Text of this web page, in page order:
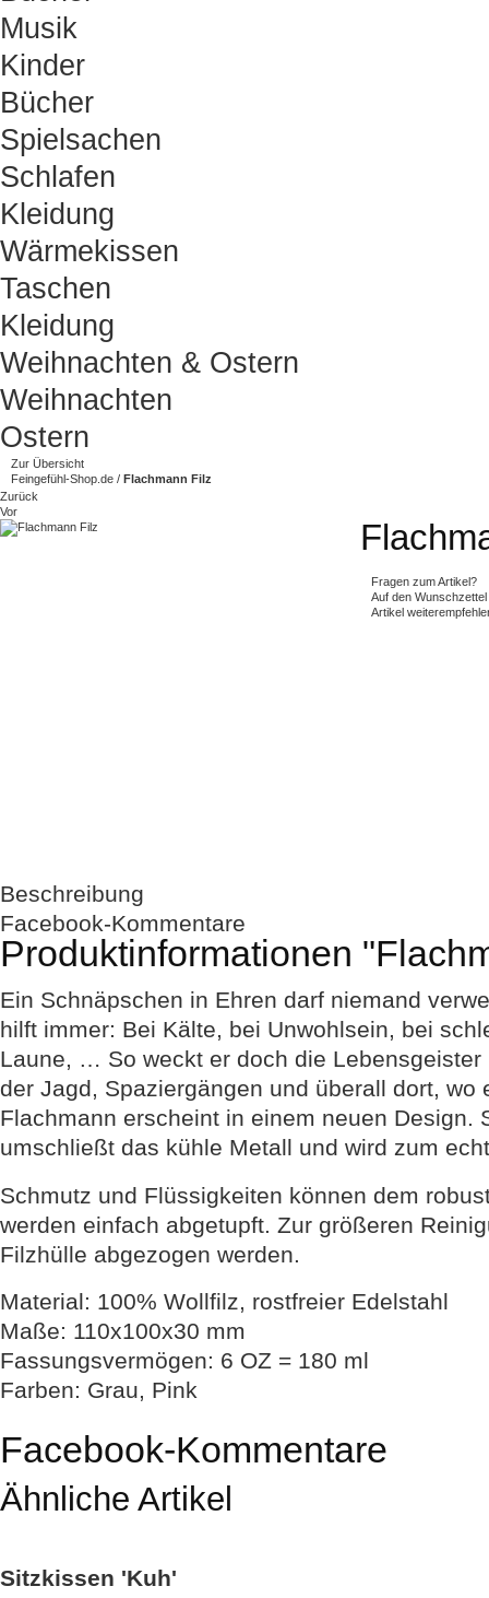
Musik
Kinder
Bücher
Spielsachen
Schlafen
Kleidung
Wärmekissen
Taschen
Kleidung
Weihnachten & Ostern
Weihnachten
Ostern
Zur Übersicht
Feingefühl-Shop.de / Flachmann Filz
Zurück
Vor
Fragen zum Artikel?
Auf den Wunschzettel
Artikel
Beschreibung
Facebook-Kommentare
Produktinformationen
Ein Schnäpschen in Ehren darf niemand
hilft immer: Bei Kälte, bei Unwohlsein, bei
Laune, … So weckt er doch die
der Jagd, Spaziergängen und überall dort,
Flachmann erscheint in einem neuen Design.
umschließt das kühle Metall und wird zum
Schmutz und Flüssigkeiten können dem
werden einfach abgetupft. Zur größeren
Filzhülle abgezogen werden.
Material: 100% Wollfilz, rostfreier Edelstahl
Maße: 110x100x30 mm
Fassungsvermögen: 6 OZ = 180 ml
Farben: Grau, Pink
Facebook-Kommentare
Ähnliche Artikel
Sitzkissen 'Kuh'